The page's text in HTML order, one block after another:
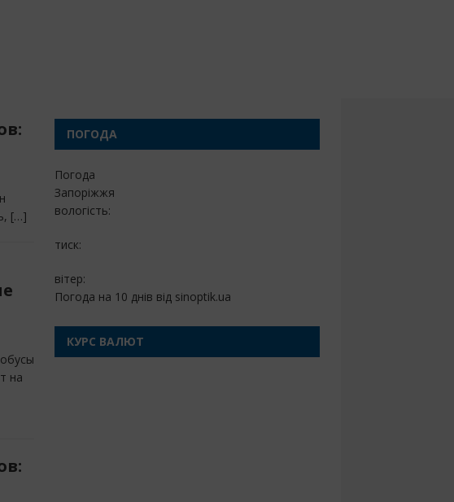
[…]
на
ПОГОДА
Погода
Запоріжжя
вологість:
тиск:
вітер:
Погода на 10 днів від sinoptik.ua
КУРС ВАЛЮТ